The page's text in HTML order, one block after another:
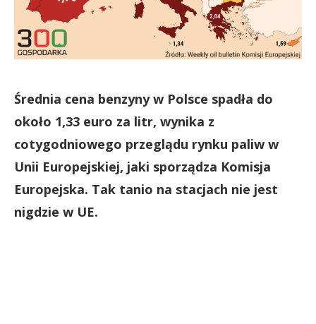
Średnia cena benzyny w Polsce spadła do
około 1,33 euro za litr, wynika z
cotygodniowego przeglądu rynku paliw w
Unii Europejskiej, jaki sporządza Komisja
Europejska. Tak tanio na stacjach nie jest
nigdzie w UE.